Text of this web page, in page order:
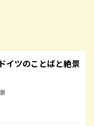
イツのことばと絶景